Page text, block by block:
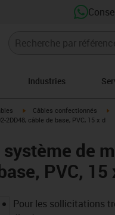
Industries
igus-icon-arrow-right
Câbles confectionnés
câble de base, PVC, 15 x d
de
PVC, 15
Pour les sollicitations